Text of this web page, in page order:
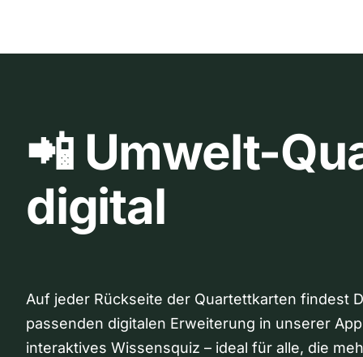
📲 Umwelt-
digital
Auf jeder Rückseite der Quartettkarten findest
passenden digitalen Erweiterung in unserer
interaktives Wissensquiz – ideal für alle, die